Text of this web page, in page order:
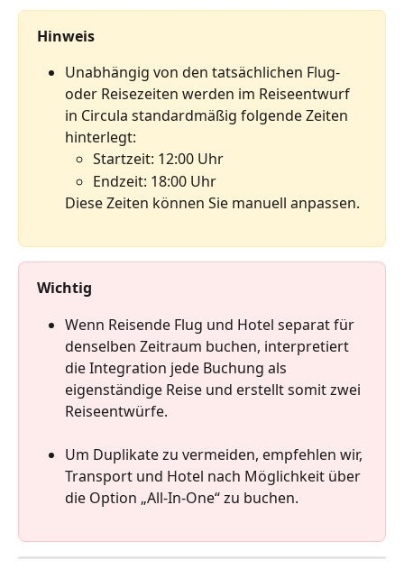
Hinweis
Unabhängig von den tatsächlichen Flug-
oder Reisezeiten werden im Reiseentwurf
in Circula standardmäßig folgende Zeiten
hinterlegt:
Startzeit: 12:00 Uhr
Endzeit: 18:00 Uhr
Diese Zeiten können Sie manuell anpassen.
Wichtig
Wenn Reisende Flug und Hotel separat für
denselben Zeitraum buchen, interpretiert
die Integration jede Buchung als
eigenständige Reise und erstellt somit zwei
Reiseentwürfe.
Um Duplikate zu vermeiden, empfehlen wir,
Transport und Hotel nach Möglichkeit über
die Option „All-In-One“ zu buchen.